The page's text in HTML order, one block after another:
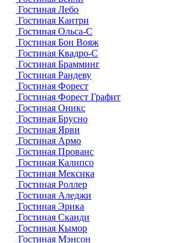
Гостиная Лебо
Гостиная Кантри
Гостиная Ольса-С
Гостиная Бон Вояж
Гостиная Квадро-С
Гостиная Брамминг
Гостиная Рандеву
Гостиная Форест
Гостиная Форест Графит
Гостиная Оникс
Гостиная Брусно
Гостиная Ярви
Гостиная Армо
Гостиная Прованс
Гостиная Калипсо
Гостиная Мексика
Гостиная Роллер
Гостиная Аледжи
Гостиная Эрика
Гостиная Сканди
Гостиная Кымор
Гостиная Мэнсон